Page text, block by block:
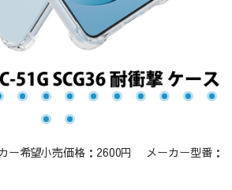
ー希望小売価格：2600円 メーカー型番：